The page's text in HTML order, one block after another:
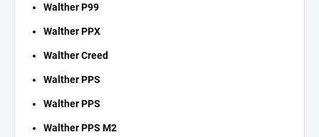
Walther P99
Walther PPX
Walther Creed
Walther PPS
Walther PPS
Walther PPS M2